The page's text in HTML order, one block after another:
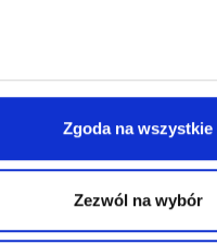
Zgoda na wszystkie
Zezwól na wybór